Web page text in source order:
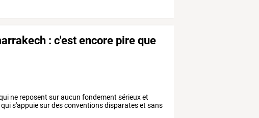
: c'est encore pire que
ne reposent sur aucun fondement sérieux et
s'appuie sur des conventions disparates et sans